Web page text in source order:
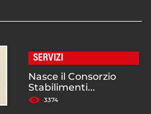
SERVIZI
Nasce il Consorzio
Stabilimenti...
3374